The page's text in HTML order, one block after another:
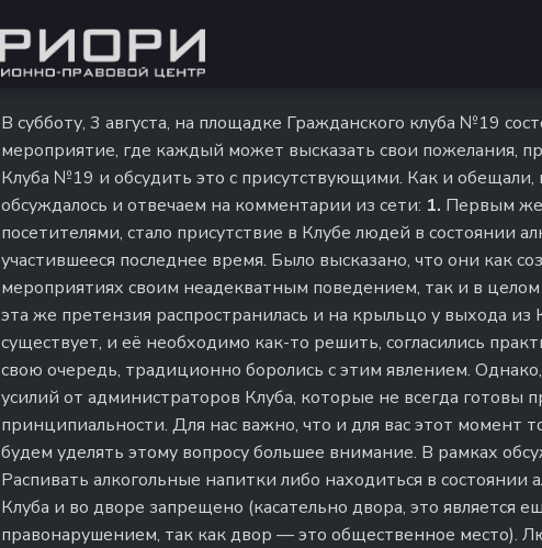
В субботу, 3 августа, на площадке Гражданского клуба №19
мероприятие, где каждый может высказать свои пожелания,
Клуба №19 и обсудить это с присутствующими. Как и обещали,
обсуждалось и отвечаем на комментарии из сети: 1. Первым же
посетителями, стало присутствие в Клубе людей в состоянии
участившееся последнее время. Было высказано, что они как
мероприятиях своим неадекватным поведением, так и в
эта же претензия распространилась и на крыльцо у выхода из
существует, и её необходимо как-то решить, согласились
свою очередь, традиционно боролись с этим явлением.
усилий от администраторов Клуба, которые не всегда готовы
принципиальности. Для нас важно, что и для вас этот момент
будем уделять этому вопросу большее внимание. В рамках
Распивать алкогольные напитки либо находиться в
Клуба и во дворе запрещено (касательно двора, это является
правонарушением, так как двор — это общественное место).